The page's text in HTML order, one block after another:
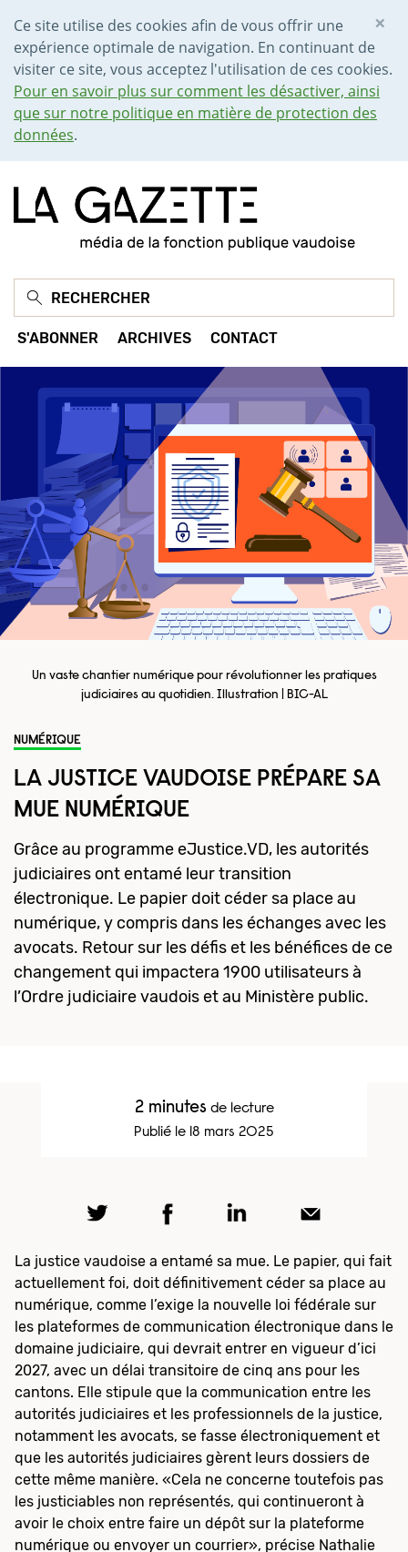
Ce site utilise des cookies afin de vous offrir une
expérience optimale de navigation. En continuant de
visiter ce site, vous acceptez l'utilisation de ces cookies.
Pour en savoir plus sur comment les désactiver, ainsi
que sur notre politique en matière de protection des
données.
×
S'ABONNER ARCHIVES CONTACT
Un vaste chantier numérique pour révolutionner les pratiques
judiciaires au quotidien. Illustration | BIC-AL
NUMÉRIQUE
LA JUSTICE VAUDOISE PRÉPARE SA
MUE NUMÉRIQUE
Grâce au programme eJustice.VD, les autorités
judiciaires ont entamé leur transition
électronique. Le papier doit céder sa place au
numérique, y compris dans les échanges avec les
avocats. Retour sur les défis et les bénéfices de ce
changement qui impactera 1900 utilisateurs à
l’Ordre judiciaire vaudois et au Ministère public.
2 minutes de lecture
Publié le 18 mars 2025
La justice vaudoise a entamé sa mue. Le papier, qui fait
actuellement foi, doit définitivement céder sa place au
numérique, comme l’exige la nouvelle loi fédérale sur
les plateformes de communication électronique dans le
domaine judiciaire, qui devrait entrer en vigueur d’ici
2027, avec un délai transitoire de cinq ans pour les
cantons. Elle stipule que la communication entre les
autorités judiciaires et les professionnels de la justice,
notamment les avocats, se fasse électroniquement et
que les autorités judiciaires gèrent leurs dossiers de
cette même manière. «Cela ne concerne toutefois pas
les justiciables non représentés, qui continueront à
avoir le choix entre faire un dépôt sur la plateforme
numérique ou envoyer un courrier», précise Nathalie